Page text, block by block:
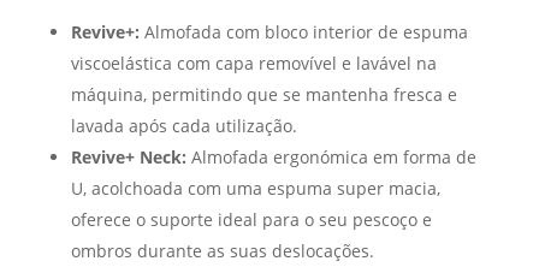
Revive+: Almofada com bloco interior de espuma
viscoelástica com capa removível e lavável na
máquina, permitindo que se mantenha fresca e
lavada após cada utilização.
Revive+ Neck: Almofada ergonómica em forma de
U, acolchoada com uma espuma super macia,
oferece o suporte ideal para o seu pescoço e
ombros durante as suas deslocações.